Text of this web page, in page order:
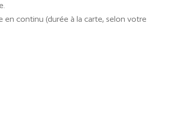
en continu (durée à la carte, selon votre